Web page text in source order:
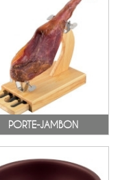
PORTE-JAMBON